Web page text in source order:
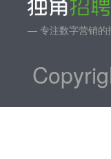
— 专注数字营销